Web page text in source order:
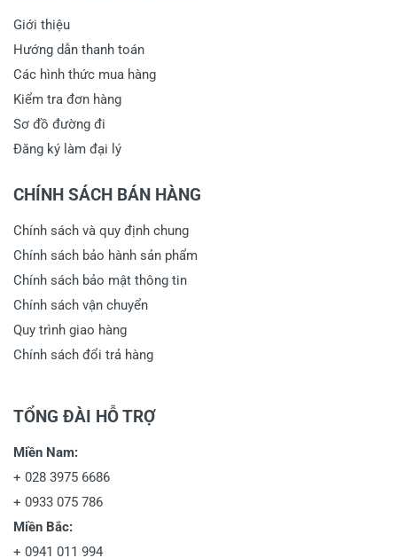
Giới thiệu
Hướng dẫn thanh toán
Các hình thức mua hàng
Kiểm tra đơn hàng
Sơ đồ đường đi
Đăng ký làm đại lý
CHÍNH SÁCH BÁN HÀNG
Chính sách và quy định chung
Chính sách bảo hành sản phẩm
Chính sách bảo mật thông tin
Chính sách vận chuyển
Quy trình giao hàng
Chính sách đổi trả hàng
TỔNG ĐÀI HỖ TRỢ
Miền Nam:
+ 028 3975 6686
+ 0933 075 786
Miền Bắc:
+ 0941 011 994